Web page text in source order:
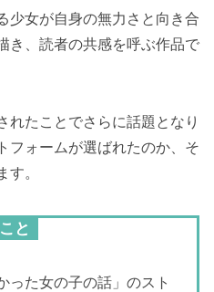
少女が自身の無力さと向き合
き、読者の共感を呼ぶ作品で
れたことでさらに話題となり
フォームが選ばれたのか、そ
す。
と
った女の子の話」のスト